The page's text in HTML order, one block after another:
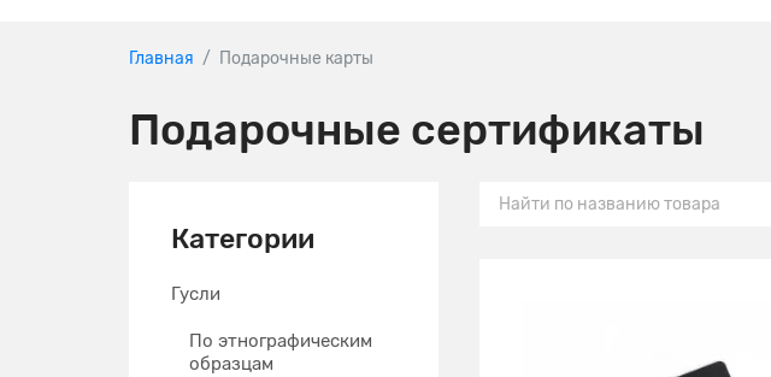
Главная Подарочные карты
Подарочные сертификаты
Категории
Гусли
По этнографическим
образцам